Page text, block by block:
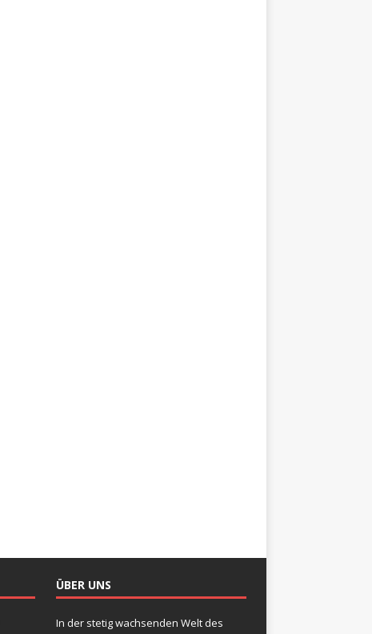
ÜBER UNS
In der stetig wachsenden Welt des